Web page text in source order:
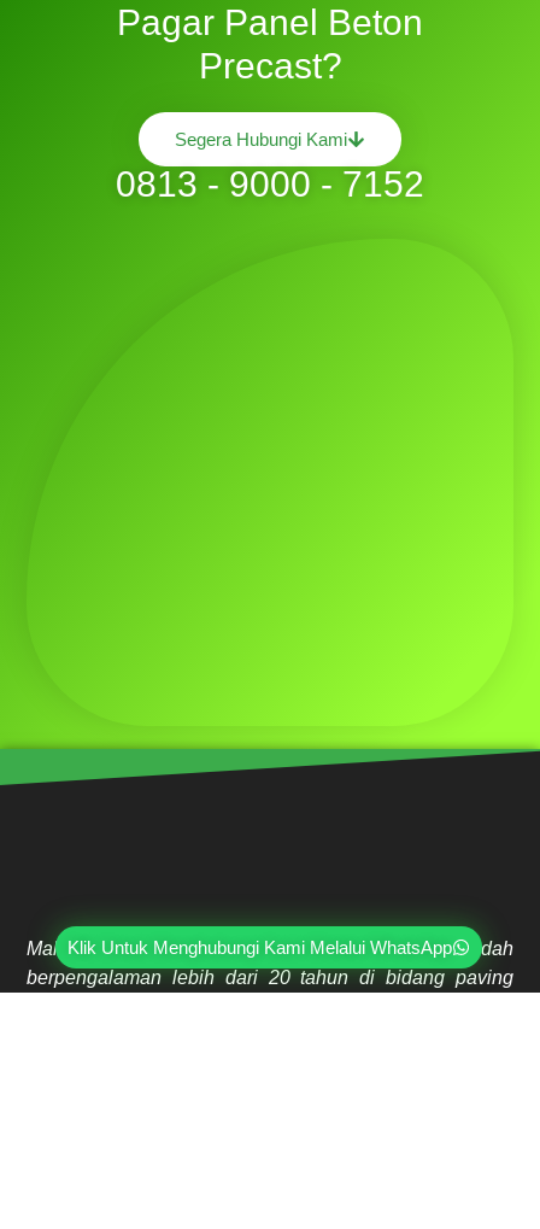
Klik Untuk Menghubungi Kami Melalui WhatsApp
Pagar Panel Beton
Precast?
Segera Hubungi Kami
0813 - 9000 - 7152
Mahri Beton, merupakan pabrik yang sudah
berpengalaman lebih dari 20 tahun di bidang paving